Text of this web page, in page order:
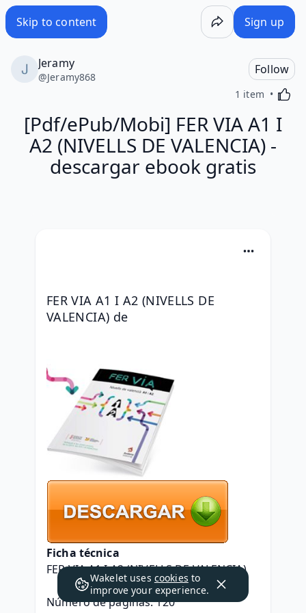
Skip to content Sign up
Jeramy
@Jeramy868
Follow
1 item
[Pdf/ePub/Mobi] FER VIA A1 I
A2 (NIVELLS DE VALENCIA) -
descargar ebook gratis
FER VIA A1 I A2 (NIVELLS DE
VALENCIA) de
Ficha técnica
FER VIA A1 I A2 (NIVELLS DE VALENCIA)
Número de páginas: 120
Wakelet uses cookies to
improve your experience.